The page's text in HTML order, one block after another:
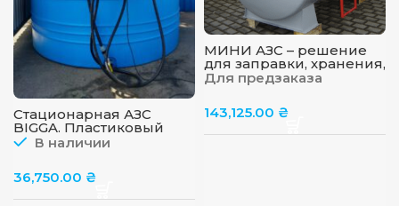
Стационарная АЗС
BIGGA. Пластиковый
резервуар
В наличии
36,750.00 ₴
МИНИ АЗС – решение
для заправки, хранения,
учета дизельного
топлива, бензина 10000
Для предзаказа
143,125.00 ₴